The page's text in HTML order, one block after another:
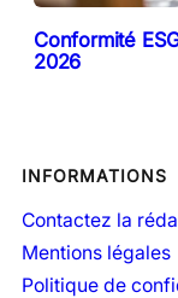
Conformité
2026
INFORMATIONS
Contactez la
Mentions légales
Politique de